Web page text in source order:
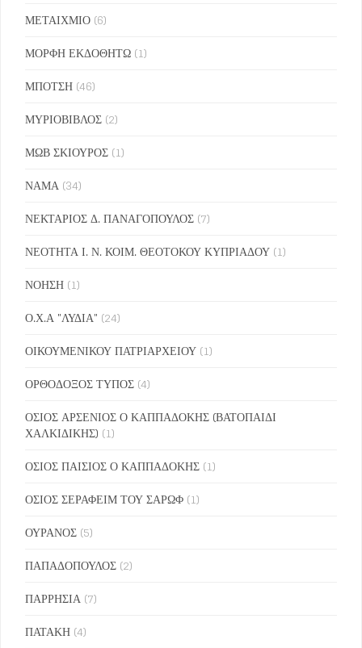
ΜΕΤΑΙΧΜΙΟ (6)
ΜΟΡΦΗ ΕΚΔΟΘΗΤΩ (1)
ΜΠΟΤΣΗ (46)
ΜΥΡΙΟΒΙΒΛΟΣ (2)
ΜΩΒ ΣΚΙΟΥΡΟΣ (1)
ΝΑΜΑ (34)
ΝΕΚΤΑΡΙΟΣ Δ. ΠΑΝΑΓΟΠΟΥΛΟΣ (7)
ΝΕΟΤΗΤΑ Ι. Ν. ΚΟΙΜ. ΘΕΟΤΟΚΟΥ ΚΥΠΡΙΑΔΟΥ (1)
ΝΟΗΣΗ (1)
Ο.Χ.Α "ΛΥΔΙΑ" (24)
ΟΙΚΟΥΜΕΝΙΚΟΥ ΠΑΤΡΙΑΡΧΕΙΟΥ (1)
ΟΡΘΟΔΟΞΟΣ ΤΥΠΟΣ (4)
ΟΣΙΟΣ ΑΡΣΕΝΙΟΣ Ο ΚΑΠΠΑΔΟΚΗΣ (ΒΑΤΟΠΑΙΔΙ
ΧΑΛΚΙΔΙΚΗΣ) (1)
ΟΣΙΟΣ ΠΑΙΣΙΟΣ Ο ΚΑΠΠΑΔΟΚΗΣ (1)
ΟΣΙΟΣ ΣΕΡΑΦΕΙΜ ΤΟΥ ΣΑΡΩΦ (1)
ΟΥΡΑΝΟΣ (5)
ΠΑΠΑΔΟΠΟΥΛΟΣ (2)
ΠΑΡΡΗΣΙΑ (7)
ΠΑΤΑΚΗ (4)